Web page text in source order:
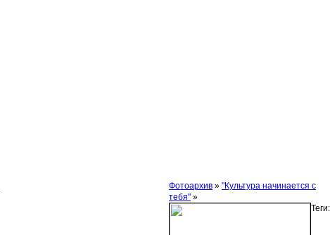
Фотоархив » "Культура начинается с
тебя" »
Теги: